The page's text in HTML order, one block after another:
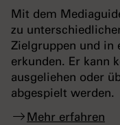
Mit dem
zu
Zielgruppen und in
erkunden. Er kann
ausgeliehen oder
abgespielt werden.
Mehr erfahren